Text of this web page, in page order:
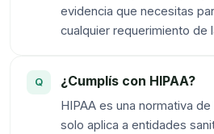
evidencia que necesitas
cualquier requerimiento de
¿Cumplís con HIPAA?
HIPAA es una normativa de
solo aplica a entidades